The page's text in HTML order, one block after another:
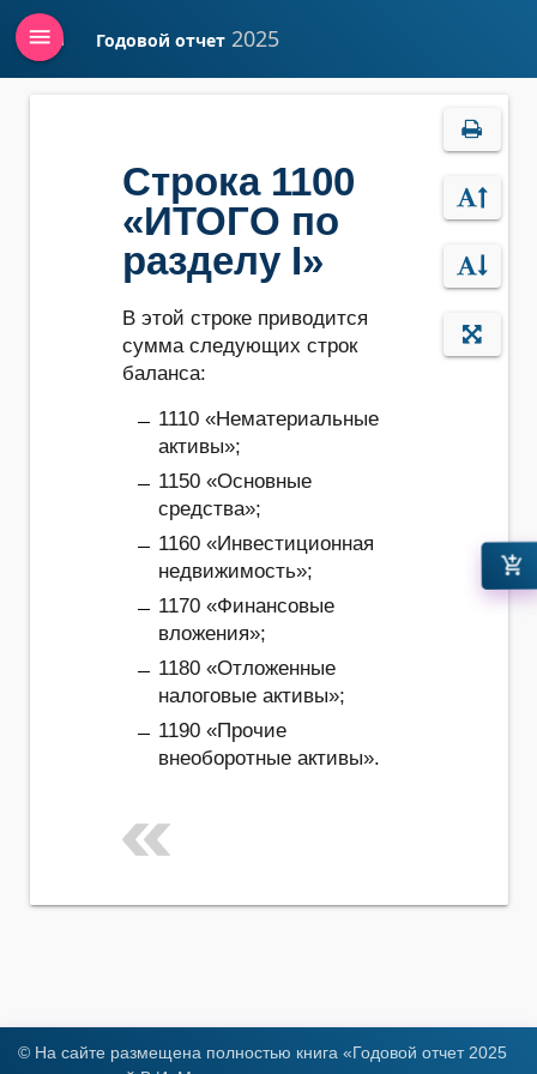
Войти Годовой отчет 2025
menu
Строка 1100
«ИТОГО по
разделу I»
В этой строке приводится
сумма следующих строк
баланса:
1110 «Нематериальные
активы»;
1150 «Основные
средства»;
1160 «Инвестиционная
недвижимость»;
1170 «Финансовые
вложения»;
1180 «Отложенные
налоговые активы»;
1190 «Прочие
внеоборотные активы».
add_shopping_cart
© На сайте размещена полностью книга «Годовой отчет 2025